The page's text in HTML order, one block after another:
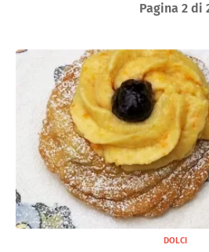
Pagina 2 di
DOLCI